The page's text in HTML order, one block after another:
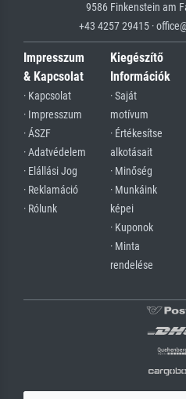
9586 Finkenstein am
+43 4257 29415 ·
Impresszum
& Kapcsolat
· Kapcsolat
· Impresszum
· ÁSZF
· Adatvédelem
· Elállási Jog
· Reklamáció
· Rólunk
Kiegészítő
Információk
· Saját
motívum
· Értékesítse
alkotásait
· Minőség
· Munkáink
képei
· Kuponok
· Minta
rendelése